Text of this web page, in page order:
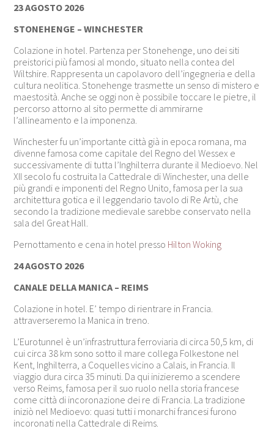
23 AGOSTO 2026
STONEHENGE – WINCHESTER
Colazione in hotel. Partenza perStonehenge, uno dei siti
preistorici più famosi al mondo, situato nella contea del
Wiltshire. Rappresenta un capolavoro dell’ingegneria e della
cultura neolitica. Stonehenge trasmette un senso di mistero e
maestosità. Anche se oggi non è possibile toccare le pietre, il
percorso attorno al sito permette di ammirarne
l’allineamento e la imponenza.
Winchester fu un’importante città già in epoca romana, ma
divenne famosa come capitale del Regno del Wessex e
successivamente di tutta l’Inghilterra durante il Medioevo. Nel
XII secolo fu costruita la Cattedrale di Winchester, una delle
più grandi e imponenti del Regno Unito, famosa per la sua
architettura gotica e il leggendario tavolo di Re Artù, che
secondo la tradizione medievale sarebbe conservato nella
sala del Great Hall.
Pernottamento e cena in hotel presso Hilton Woking
24 AGOSTO 2026
CANALE DELLA MANICA – REIMS
Colazione in hotel. E’ tempo di rientrare in Francia.
attraverseremo la Manica in treno.
L’Eurotunnel è un’infrastruttura ferroviaria di circa 50,5 km, di
cui circa 38 km sono sotto il mare collega Folkestone nel
Kent, Inghilterra, a Coquelles vicino a Calais, in Francia. Il
viaggio dura circa 35 minuti. Da qui inizieremo a scendere
verso Reims, famosa per il suo ruolo nella storia francese
come città di incoronazione dei re di Francia. La tradizione
iniziò nel Medioevo: quasi tutti i monarchi francesi furono
incoronati nella Cattedrale di Reims.